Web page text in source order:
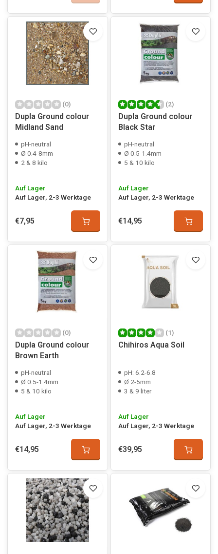
(0)
Dupla Ground colour
Midland Sand
pH-neutral
Ø 0.4-8mm
2 & 8 kilo
Auf Lager
Auf Lager, 2-3 Werktage
€7,95
(2)
Dupla Ground colour
Black Star
pH-neutral
Ø 0.5-1.4mm
5 & 10 kilo
Auf Lager
Auf Lager, 2-3 Werktage
€14,95
(0)
Dupla Ground colour
Brown Earth
pH-neutral
Ø 0.5-1.4mm
5 & 10 kilo
Auf Lager
Auf Lager, 2-3 Werktage
€14,95
(1)
Chihiros Aqua Soil
pH: 6.2-6.8
Ø 2-5mm
3 & 9 liter
Auf Lager
Auf Lager, 2-3 Werktage
€39,95